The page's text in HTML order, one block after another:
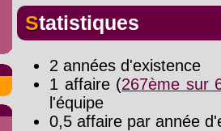
Statistiques
2 années d'existence
1 affaire (267ème sur
l'équipe
0,5 affaire par année